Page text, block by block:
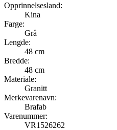
Opprinnelsesland:
Kina
Farge:
Grå
Lengde:
48 cm
Bredde:
48 cm
Materiale:
Granitt
Merkevarenavn:
Brafab
Varenummer:
VR1526262